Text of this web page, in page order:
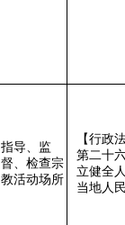
指导、监
督、检查宗
教活动场所
【行政
第二十
立健全
当地人